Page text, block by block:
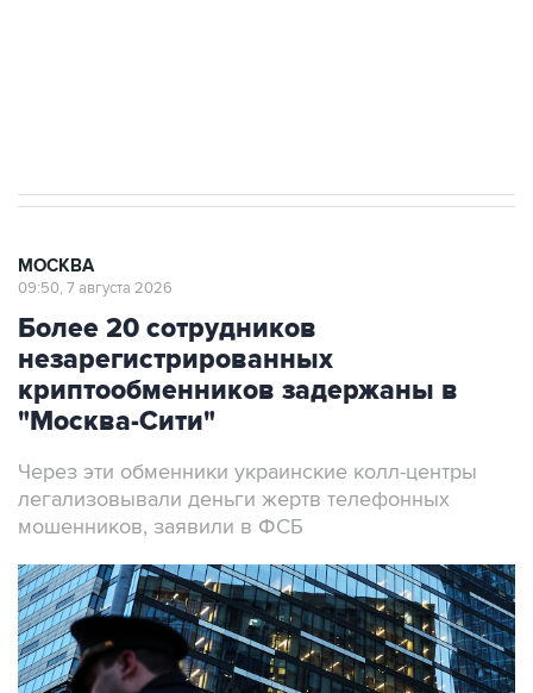
МОСКВА
09:50, 7 августа 2026
Более 20 сотрудников
незарегистрированных
криптообменников задержаны в
"Москва-Сити"
Через эти обменники украинские колл-центры
легализовывали деньги жертв телефонных
мошенников, заявили в ФСБ